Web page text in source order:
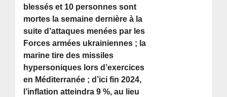
blessés et 10 personnes sont
mortes la semaine dernière à la
suite d’attaques menées par les
Forces armées ukrainiennes ; la
marine tire des missiles
hypersoniques lors d’exercices
en Méditerranée ; d’ici fin 2024,
l’inflation atteindra 9 %, au lieu